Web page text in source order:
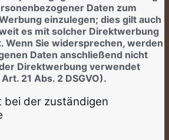
Daten zum
einzulegen; dies gilt auch
es mit solcher Direktwerbung
Wenn Sie widersprechen, werden
Daten anschließend nicht
Direktwerbung verwendet
21 Abs. 2 DSGVO).
bei der zuständigen